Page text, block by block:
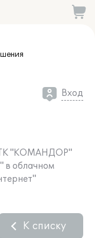
Вход
ТК "КОМАНДОР"
в облачном
К списку